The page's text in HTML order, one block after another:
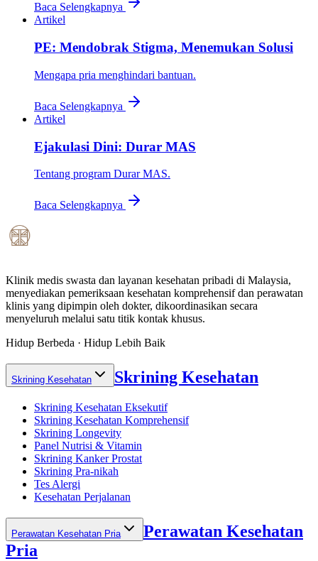
Baca Selengkapnya
Artikel
PE: Mendobrak Stigma, Menemukan Solusi
Mengapa pria menghindari bantuan.
Baca Selengkapnya
Artikel
Ejakulasi Dini: Durar MAS
Tentang program Durar MAS.
Baca Selengkapnya
Klinik medis swasta dan layanan kesehatan pribadi di Malaysia,
menyediakan pemeriksaan kesehatan komprehensif dan perawatan
klinis yang dipimpin oleh dokter, dikoordinasikan secara
menyeluruh melalui satu titik kontak khusus.
Hidup Berbeda · Hidup Lebih Baik
Skrining Kesehatan Skrining Kesehatan
Skrining Kesehatan Eksekutif
Skrining Kesehatan Komprehensif
Skrining Longevity
Panel Nutrisi & Vitamin
Skrining Kanker Prostat
Skrining Pra-nikah
Tes Alergi
Kesehatan Perjalanan
Perawatan Kesehatan Pria
Perawatan Kesehatan
Pria